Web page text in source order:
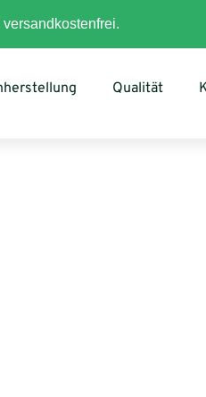
versandkostenfrei.
Qualität